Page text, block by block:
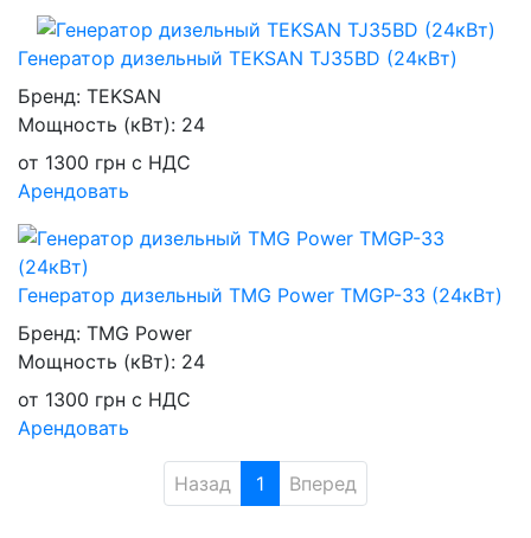
Генератор дизельный TEKSAN TJ35BD (24кВт)
Бренд: TEKSAN
Мощность (кВт): 24
от 1300 грн с НДС
Арендовать
Генератор дизельный TMG Power TMGP-33 (24кВт)
Бренд: TMG Power
Мощность (кВт): 24
от 1300 грн с НДС
Арендовать
Назад 1 Вперед